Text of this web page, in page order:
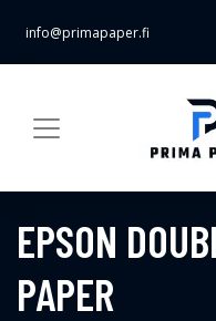
info@primapaper.fi
EPSON
PAPER